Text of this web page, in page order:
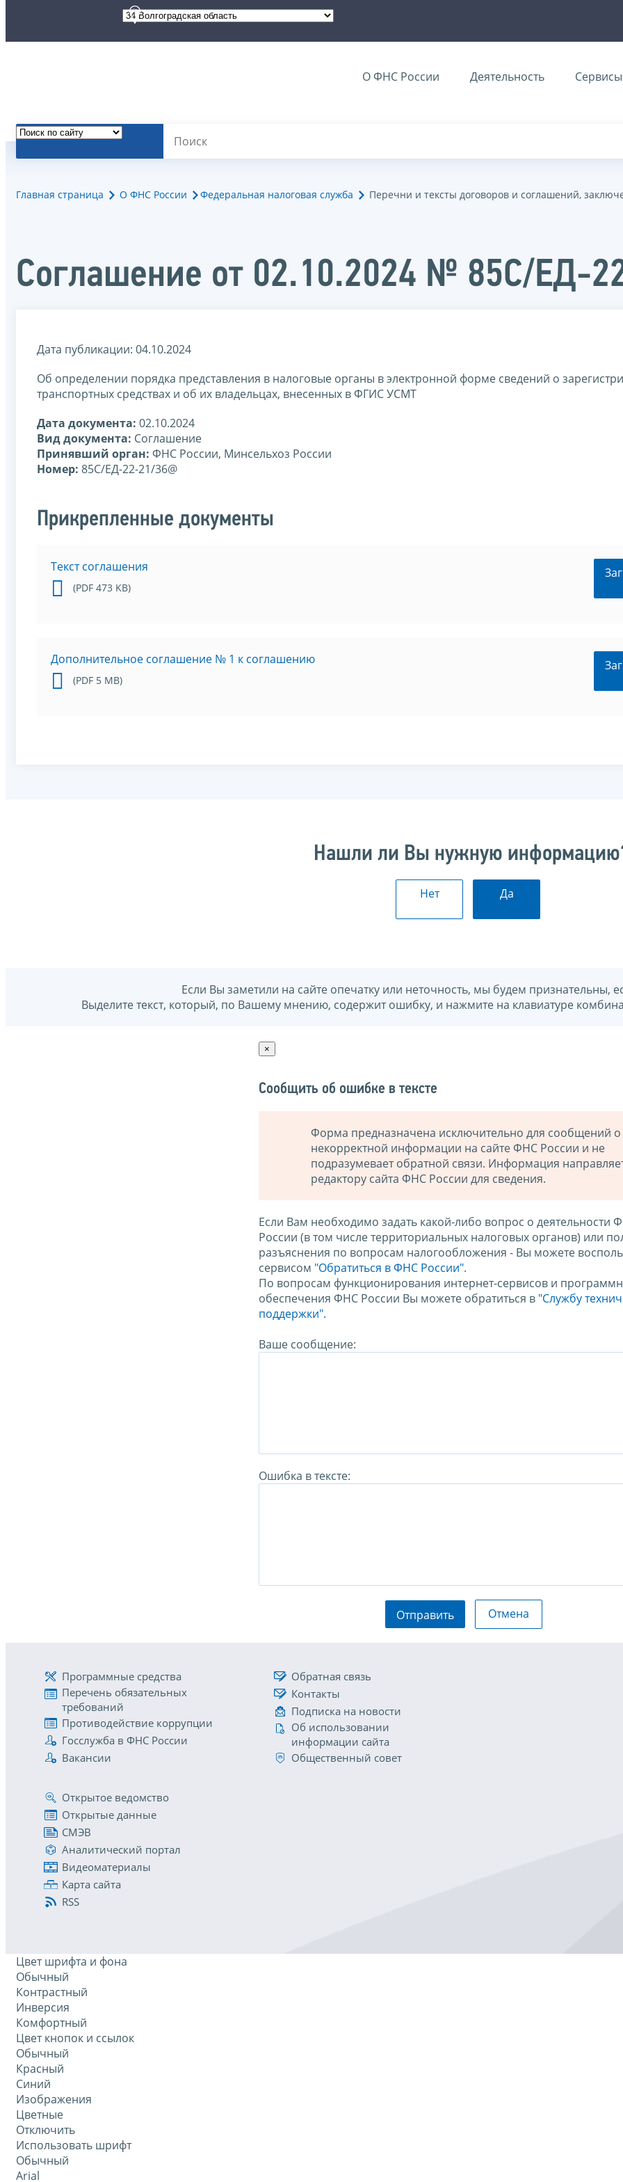
О ФНС России Деятельность Сервисы
Главная страница О ФНС России Федеральная налоговая служба Перечни и тексты договоров и соглашений,
Соглашение от 02.10.2024 № 85С/ЕД-
Дата публикации: 04.10.2024
Об определении порядка представления в налоговые органы в электронной форме сведений о
транспортных средствах и об их владельцах, внесенных в ФГИС УСМТ
Дата документа: 02.10.2024
Вид документа: Соглашение
Принявший орган: ФНС России, Минсельхоз России
Номер: 85С/ЕД-22-21/36@
Прикрепленные документы
Текст соглашения
(PDF 473 KB)
Дополнительное соглашение № 1 к соглашению
(PDF 5 MB)
Нашли ли Вы нужную
Нет Да
Если Вы заметили на сайте опечатку или неточность, мы будем признательны,
Выделите текст, который, по Вашему мнению, содержит ошибку, и нажмите на клавиатуре
×
Сообщить об ошибке в тексте
Форма предназначена исключительно для сообщений о
некорректной информации на сайте ФНС России и не
подразумевает обратной связи. Информация
редактору сайта ФНС России для сведения.
Если Вам необходимо задать какой-либо вопрос о деятельности
России (в том числе территориальных налоговых органов) или
разъяснения по вопросам налогообложения - Вы можете
сервисом "Обратиться в ФНС России".
По вопросам функционирования интернет-сервисов и
обеспечения ФНС России Вы можете обратиться в "Службу
поддержки".
Ваше сообщение:
Ошибка в тексте:
Отправить Отмена
Программные средства
Перечень обязательных
требований
Противодействие коррупции
Госслужба в ФНС России
Вакансии
Обратная связь
Контакты
Подписка на новости
Об использовании
информации сайта
Общественный совет
Открытое ведомство
Открытые данные
СМЭВ
Аналитический портал
Видеоматериалы
Карта сайта
RSS
Цвет шрифта и фона
Обычный
Контрастный
Инверсия
Комфортный
Цвет кнопок и ссылок
Обычный
Красный
Синий
Изображения
Цветные
Отключить
Использовать шрифт
Обычный
Arial